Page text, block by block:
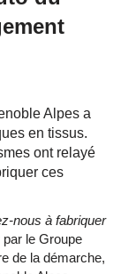
Alpes a
en tissus.
ont relayé
ces
nous à fabriquer
le Groupe
de la démarche,